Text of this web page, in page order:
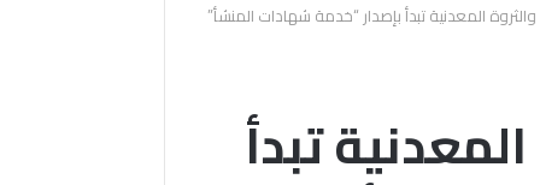
والثروة المعدنية تبدأ بإصدار “خدمة شهادات المنشأ”
تبدأ